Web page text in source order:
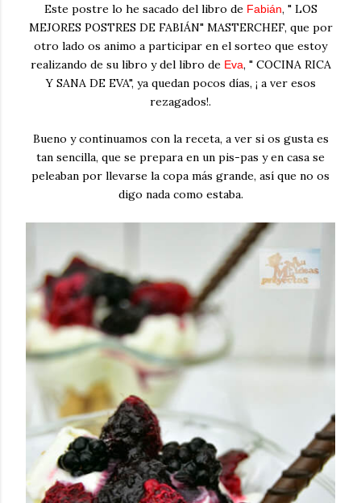
Este postre lo he sacado del libro de Fabián, " LOS
MEJORES POSTRES DE FABIÁN" MASTERCHEF, que por
otro lado os animo a participar en el sorteo que estoy
realizando de su libro y del libro de Eva, " COCINA RICA
Y SANA DE EVA", ya quedan pocos días, ¡ a ver esos
rezagados!.
Bueno y continuamos con la receta, a ver si os gusta es
tan sencilla, que se prepara en un pis-pas y en casa se
peleaban por llevarse la copa más grande, así que no os
digo nada como estaba.